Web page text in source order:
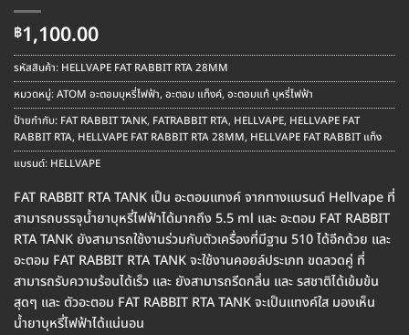
฿1,100.00
รหัสสินค้า: HELLVAPE FAT RABBIT RTA 28MM
หมวดหมู่:ATOM อะตอมบุหรี่ไฟฟ้า, อะตอม แท็งค์, อะตอมแท้ บุหรี่ไฟฟ้า
ป้ายกำกับ: FAT RABBIT TANK, FATRABBIT RTA, HELLVAPE, HELLVAPE FAT
RABBIT RTA, HELLVAPE FAT RABBIT RTA 28MM, HELLVAPE FAT RABBIT แท็ง
แบรนด์: HELLVAPE
FAT RABBIT RTA TANK เป็น อะตอมแทงค์ จากทางแบรนด์ Hellvape ที่
สามารถบรรจุน้ำยาบุหรี่ไฟฟ้าได้มากถึง 5.5 ml และ อะตอม FAT RABBIT
RTA TANK ยังสามารถใช้งานร่วมกับตัวเครื่องที่มีฐาน 510 ได้อีกด้วย และ
อะตอม FAT RABBIT RTA TANK จะใช้งานคอยล์ประเภท ขดลวดคู่ ที่
สามารถรับความร้อนได้เร็ว และ ยังสามารถรีดกลิ่น และ รสชาติได้เข้มข้น
สุดๆ และ ตัวอะตอม FAT RABBIT RTA TANK จะเป็นแทงค์ใส มองเห็น
น้ำยาบุหรี่ไฟฟ้าได้แน่นอน